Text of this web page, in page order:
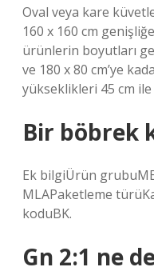
Oval veya kare
160 x 160 cm
ürünlerin boyutları
ve 180 x 80 cm’ye
yükseklikleri 45 cm ile
Bir böbrek
Ek bilgiÜrün
MLAPaketleme
koduBK.
Gn 2:1 ne